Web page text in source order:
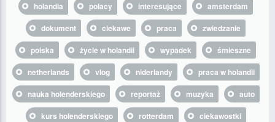
holandia polacy interesujące
amsterdam
dokument
ciekawe praca
zwiedzanie
polska
życie w holandii wypadek
śmieszne
netherlands
vlog niderlandy
praca w holandii
nauka holenderskiego
reportaż muzyka
auto
kurs holenderskiego
rotterdam
ciekawostki